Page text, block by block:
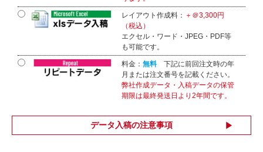
レイアウト作成料： ＋＠3,300円
（税込）
エクセル・ワード・JPEG・PDF等
も可能です。
料金：無料 下記に前回注文時の年
月または注文番号を記載ください。
弊社作成データ・入稿データの保管
期限は最終発送日より2年間です。
データ入稿の注意事項